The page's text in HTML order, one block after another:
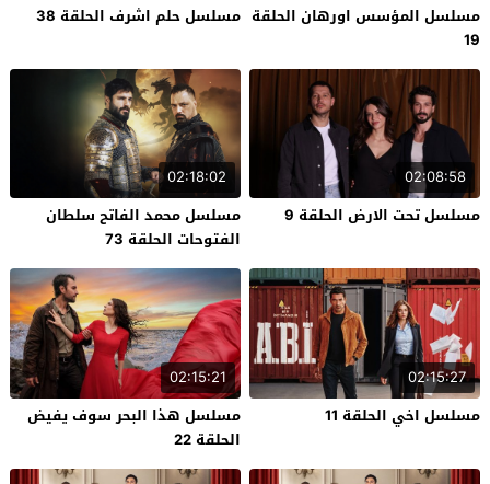
مسلسل المؤسس اورهان الحلقة
19
مسلسل حلم اشرف الحلقة 38
02:08:58
مسلسل تحت الارض الحلقة 9
02:18:02
مسلسل محمد الفاتح سلطان
الفتوحات الحلقة 73
02:15:27
مسلسل اخي الحلقة 11
02:15:21
مسلسل هذا البحر سوف يفيض
الحلقة 22